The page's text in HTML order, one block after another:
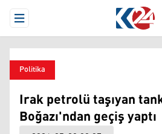
Open Menu
Politika
Irak petrolü taşıyan
Boğazı'ndan geçiş yaptı